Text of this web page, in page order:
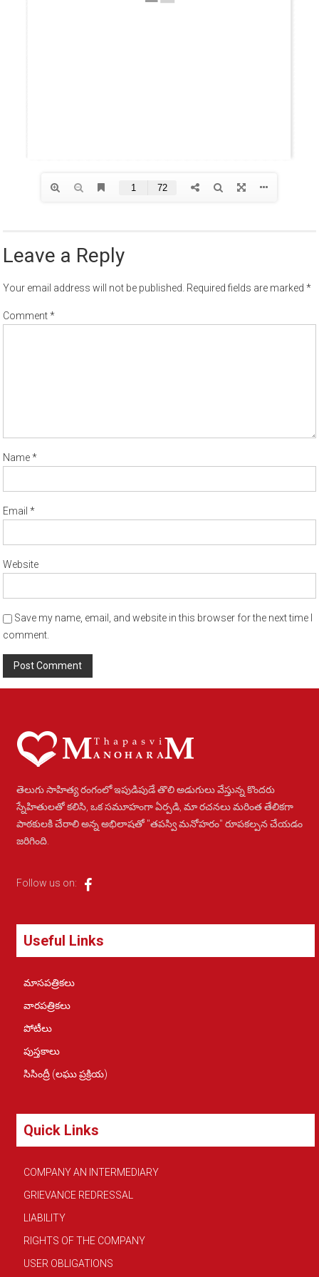
Leave a Reply
Your email address will not be published. Required fields are marked*
Comment*
Name*
Email*
Website
Save my name, email, and website in this browser for the next time I
comment.
తెలుగు సాహిత్య రంగంలో ఇపుడిపుడే తొలి అడుగులు వేస్తున్న కొందరు
స్నేహితులతో కలిసి, ఒక సమూహంగా ఏర్పడి, మా రచనలు మరింత తేలికగా
పాఠకులకి చేరాలి అన్న అభిలాషతో "తపస్వి మనోహరం" రూపకల్పన చేయడం
జరిగింది.
Follow us on:
Useful Links
మాసపత్రికలు
వారపత్రికలు
పోటీలు
పుస్తకాలు
సిసింద్రీ (లఘు ప్రక్రియ)
Quick Links
COMPANY AN INTERMEDIARY
GRIEVANCE REDRESSAL
LIABILITY
RIGHTS OF THE COMPANY
USER OBLIGATIONS